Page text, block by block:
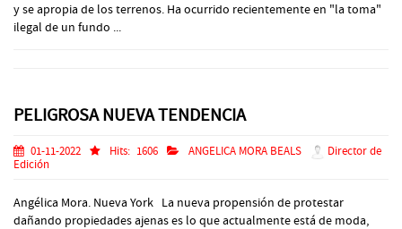
y se apropia de los terrenos. Ha ocurrido recientemente en "la toma"
ilegal de un fundo ...
PELIGROSA NUEVA TENDENCIA
01-11-2022 Hits: 1606 ANGELICA MORA BEALS
Director de
Edición
Angélica Mora. Nueva York La nueva propensión de protestar
dañando propiedades ajenas es lo que actualmente está de moda,